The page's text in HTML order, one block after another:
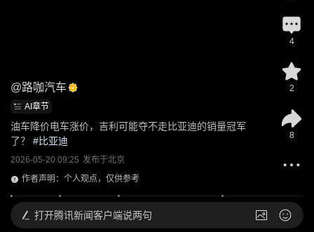
@路咖汽车
AI章节
油车降价电车涨价，吉利可能夺不走比亚迪的销量冠军
了？
#比亚迪
2026-05-20 09:25 发布于北京
作者声明：个人观点，仅供参考
4
2
8
打开腾讯新闻客户端说两句